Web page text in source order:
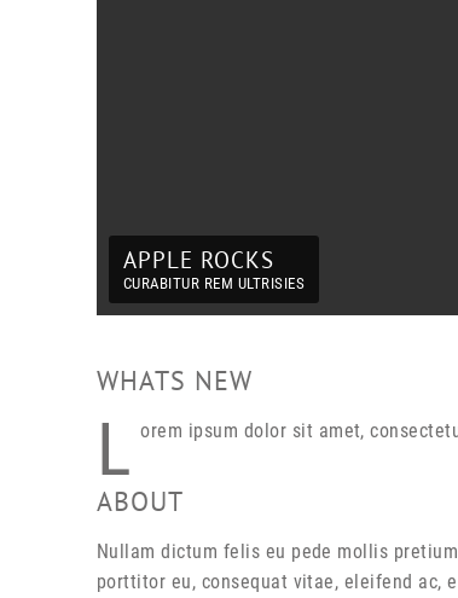
APPLE ROCKS
CURABITUR REM ULTRISIES
WHATS NEW
L orem ipsum dolor sit amet,
ABOUT
Nullam dictum felis eu pede mollis
porttitor eu, consequat vitae, eleifend ac,